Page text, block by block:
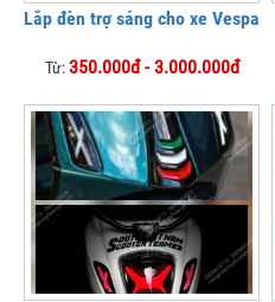
Lắp đèn trợ sáng cho xe Vespa
Từ:350.000đ - 3.000.000đ